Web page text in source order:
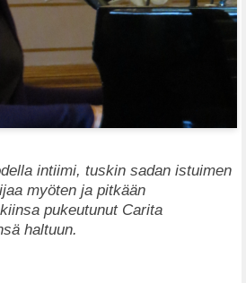
intiimi, tuskin sadan istuimen
myöten ja pitkään
pukeutunut Carita
haltuun.